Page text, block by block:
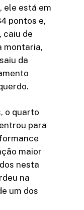
ele está em
pontos e,
caiu de
montaria,
da
o quarto
para
maior
nesta
na
um dos